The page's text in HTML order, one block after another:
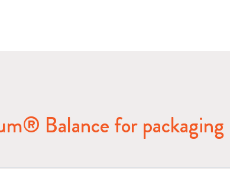
Balance for packaging